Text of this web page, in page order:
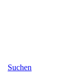
Suchen